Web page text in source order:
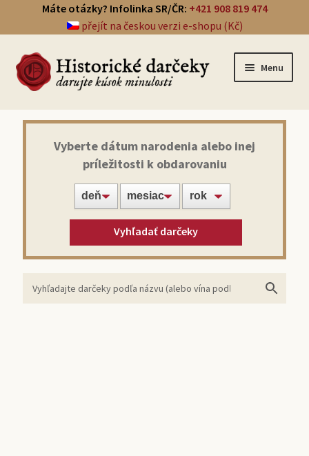
Máte otázky? Infolinka SR/ČR: +421 908 819 474
přejít na českou verzi e-shopu (Kč)
Menu
Prehľad darčekov
Noviny zo dňa narodenia
Víno z roku narodenia
Vyberte dátum narodenia alebo inej
príležitosti k obdarovaniu
Vyhľadať darčeky